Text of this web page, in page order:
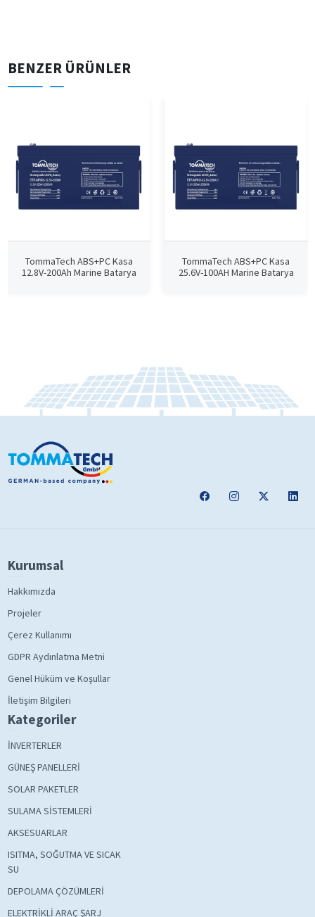
BENZER ÜRÜNLER
TommaTech ABS+PC Kasa
12.8V-200Ah Marine Batarya
TommaTech ABS+PC Kasa
25.6V-100AH Marine Batarya
Kurumsal
Hakkımızda
Projeler
Çerez Kullanımı
GDPR Aydınlatma Metni
Genel Hüküm ve Koşullar
İletişim Bilgileri
Kategoriler
İNVERTERLER
GÜNEŞ PANELLERİ
SOLAR PAKETLER
SULAMA SİSTEMLERİ
AKSESUARLAR
ISITMA, SOĞUTMA VE SICAK
SU
DEPOLAMA ÇÖZÜMLERİ
ELEKTRİKLİ ARAÇ ŞARJ